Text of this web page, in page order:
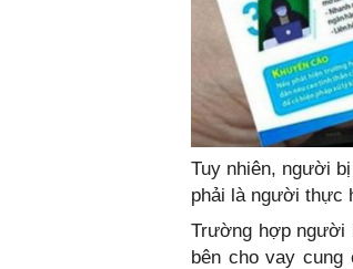
Tuy nhiên, người
phải là người thực
Trường hợp người
bên cho vay